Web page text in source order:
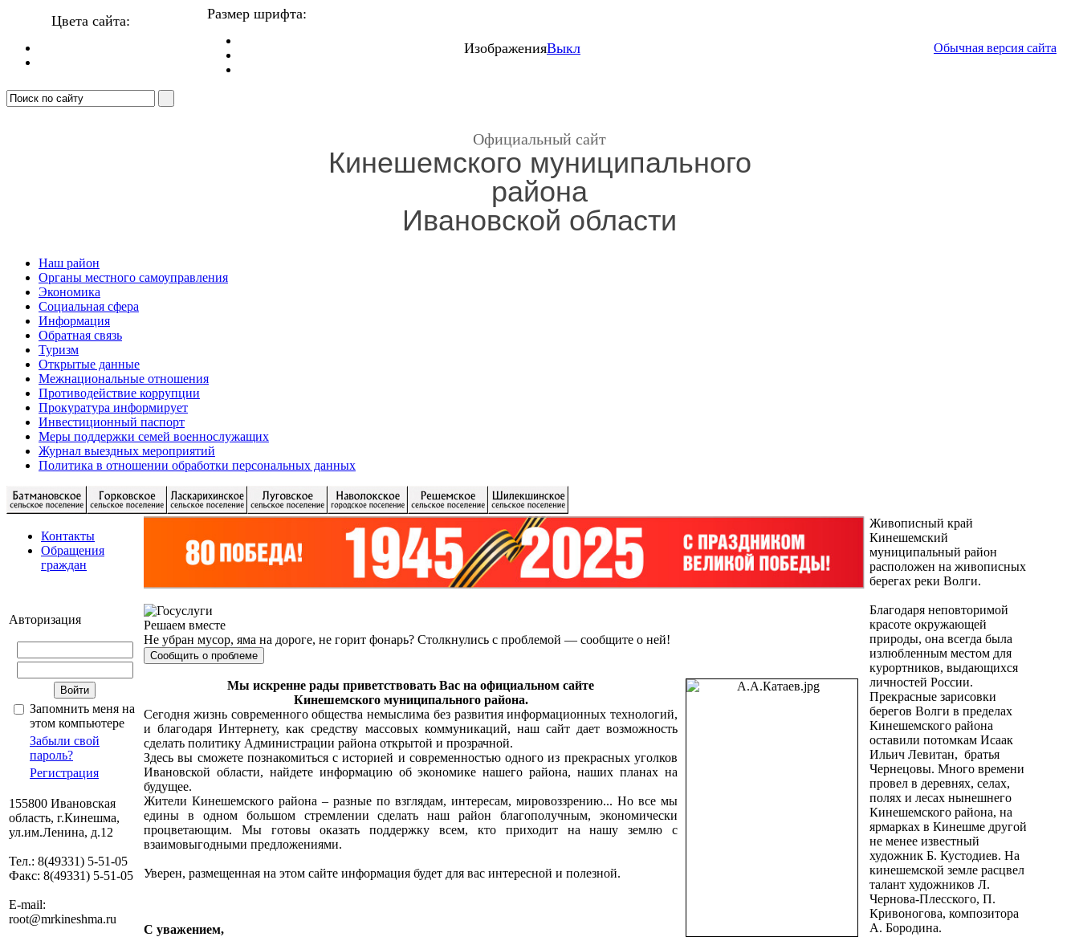
Цвета сайта: Размер шрифта:
ИзображенияВыкл Обычная версия сайта
Официальный сайт
Кинешемского муниципального
района
Ивановской области
Наш район
Органы местного самоуправления
Экономика
Социальная сфера
Информация
Обратная связь
Туризм
Открытые данные
Межнациональные отношения
Противодействие коррупции
Прокуратура информирует
Инвестиционный паспорт
Меры поддержки семей военнослужащих
Журнал выездных мероприятий
Политика в отношении обработки персональных данных
Контакты
Обращения
граждан
Авторизация
Запомнить меня на
этом компьютере
Забыли свой
пароль?
Регистрация
155800 Ивановская
область, г.Кинешма,
ул.им.Ленина, д.12
Тел.: 8(49331) 5-51-05
Факс: 8(49331) 5-51-05
E-mail:
root@mrkineshma.ru
Решаем вместе
Не убран мусор, яма на дороге, не горит фонарь? Столкнулись с проблемой — сообщите о ней!
Сообщить о проблеме
Мы искренне рады приветствовать Вас на официальном сайте
Кинешемского муниципального района.
Сегодня жизнь современного общества немыслима без развития информационных технологий,
и благодаря Интернету, как средству массовых коммуникаций, наш сайт дает возможность
сделать политику Администрации района открытой и прозрачной.
Здесь вы сможете познакомиться с историей и современностью одного из прекрасных уголков
Ивановской области, найдете информацию об экономике нашего района, наших планах на
будущее.
Жители Кинешемского района – разные по взглядам, интересам, мировоззрению... Но все мы
едины в одном большом стремлении сделать наш район благополучным, экономически
процветающим. Мы готовы оказать поддержку всем, кто приходит на нашу землю с
взаимовыгодными предложениями.
Уверен, размещенная на этом сайте информация будет для вас интересной и полезной.
С уважением,
Живописный край
Кинешемский
муниципальный район
расположен на живописных
берегах реки Волги.
Благодаря неповторимой
красоте окружающей
природы, она всегда была
излюбленным местом для
курортников, выдающихся
личностей России.
Прекрасные зарисовки
берегов Волги в пределах
Кинешемского района
оставили потомкам Исаак
Ильич Левитан, братья
Чернецовы. Много времени
провел в деревнях, селах,
полях и лесах нынешнего
Кинешемского района, на
ярмарках в Кинешме другой
не менее известный
художник Б. Кустодиев. На
кинешемской земле расцвел
талант художников Л.
Чернова-Плесского, П.
Кривоногова, композитора
А. Бородина.